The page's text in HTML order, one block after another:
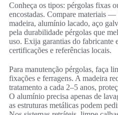
Conheça os tipos: pérgolas fixas
encostadas. Compare materiais
madeira, alumínio lacado, aço
pela durabilidade pérgolas que
uso. Exija garantias do fabricante
certificações e referências locais.
Para manutenção pérgolas, faça
fixações e ferragens. A madeira
tratamento a cada 2–5 anos,
O alumínio precisa apenas de
as estruturas metálicas podem